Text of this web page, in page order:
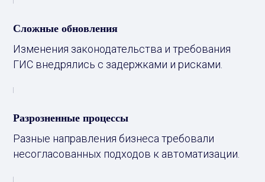
Сложные обновления
Изменения законодательства и требования
ГИС внедрялись с задержками и рисками.
Разрозненные процессы
Разные направления бизнеса требовали
несогласованных подходов к автоматизации.